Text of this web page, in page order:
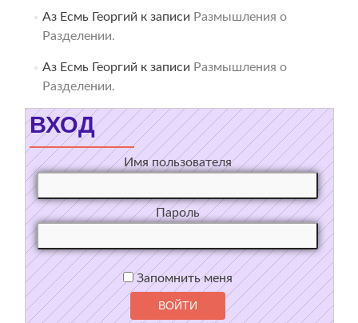
Аз Есмь Георгий к записи Размышления о
Разделении.
Аз Есмь Георгий к записи Размышления о
Разделении.
ВХОД
Имя пользователя
Пароль
Запомнить меня